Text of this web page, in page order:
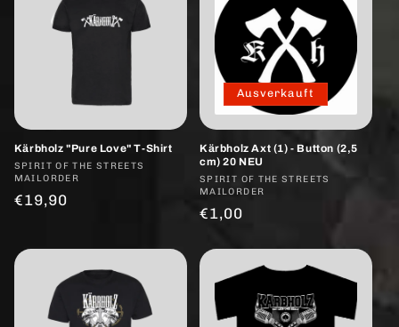
Kärbholz "Pure Love" T-Shirt
Anbieter:
SPIRIT OF THE STREETS
MAILORDER
Normaler
€19,90
Ausverkauft
Kärbholz Axt (1) - Button (2,5
cm) 20 NEU
Anbieter:
SPIRIT OF THE STREETS
MAILORDER
Normaler
€1,00